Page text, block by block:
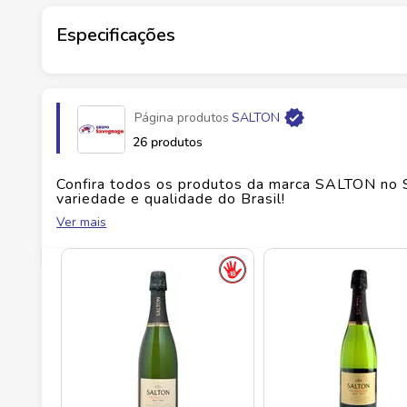
Especificações
Fabricante VINICOLA SALTON S.A.
EAN 7896023016837
Id do produto
Página produtos SALTON
26 produtos
Confira todos os produtos da marca SALTON no
variedade e qualidade do Brasil!
No Savegnago, você encontra uma ampla
Ver mais